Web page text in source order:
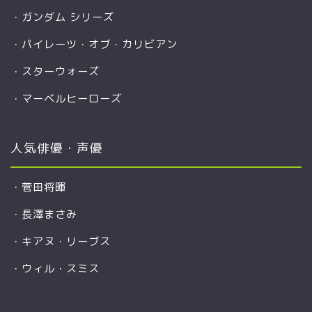
・ ガンダム シリーズ
・ パイレーツ・オブ・カリビアン
・ スターウォーズ
・ マーベルヒーローズ
人気俳優・声優
・ 菅田将暉
・ 長澤まさみ
・ キアヌ・リーブス
・ ウィル・スミス